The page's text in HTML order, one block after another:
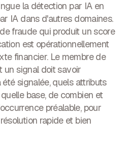
la détection par IA en
IA dans d'autres domaines.
fraude qui produit un score
est opérationnellement
financier. Le membre de
un signal doit savoir
signalée, quels attributs
base, de combien et
préalable, pour
rapide et bien